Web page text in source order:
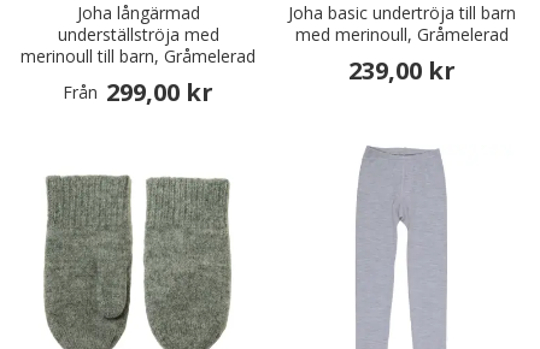
Joha långärmad
underställströja med
merinoull till barn, Gråmelerad
Från 299,00 kr
Joha basic undertröja till barn
med merinoull, Gråmelerad
239,00 kr